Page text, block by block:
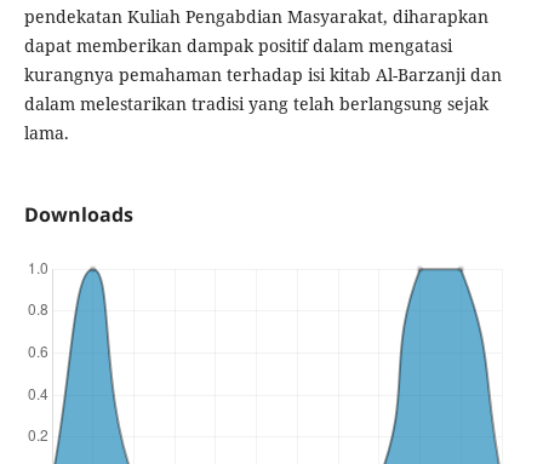
pendekatan Kuliah Pengabdian Masyarakat, diharapkan
dapat memberikan dampak positif dalam mengatasi
kurangnya pemahaman terhadap isi kitab Al-Barzanji dan
dalam melestarikan tradisi yang telah berlangsung sejak
lama.
Downloads